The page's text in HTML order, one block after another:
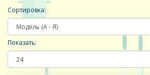
Сортировка:
Показать: